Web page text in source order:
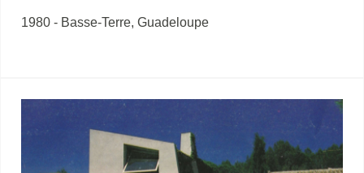
1980 - Basse-Terre, Guadeloupe